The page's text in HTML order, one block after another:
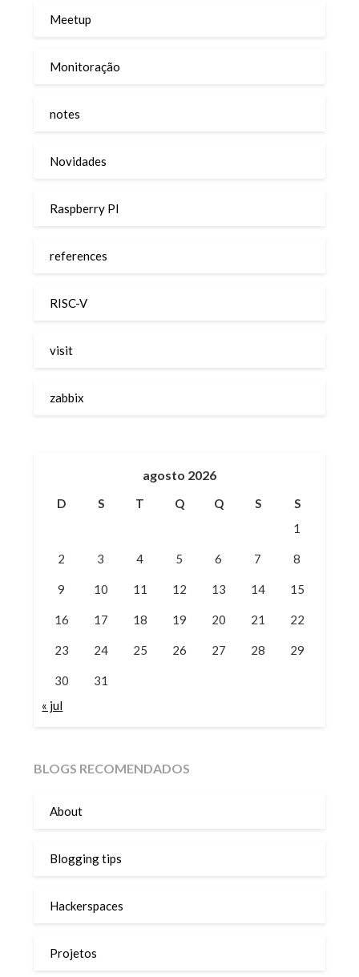
Meetup
Monitoração
notes
Novidades
Raspberry PI
references
RISC-V
visit
zabbix
agosto 2026
D S T Q Q S
S
1
2 3 4 5 6 7 8
9 10 11 12 13 14 15
16 17 18 19 20 21 22
23 24 25 26 27 28 29
30
31
« jul
BLOGS RECOMENDADOS
About
Blogging tips
Hackerspaces
Projetos